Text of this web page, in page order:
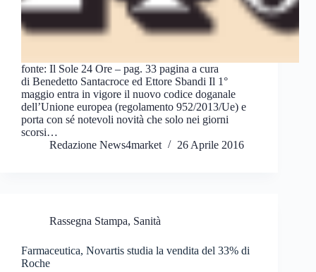
fonte: Il Sole 24 Ore – pag. 33 pagina a cura
di Benedetto Santacroce ed Ettore Sbandi Il 1°
maggio entra in vigore il nuovo codice doganale
dell’Unione europea (regolamento 952/2013/Ue) e
porta con sé notevoli novità che solo nei giorni
scorsi…
Redazione News4market
26 Aprile 2016
Rassegna Stampa, Sanità
Farmaceutica, Novartis studia la vendita del 33% di
Roche